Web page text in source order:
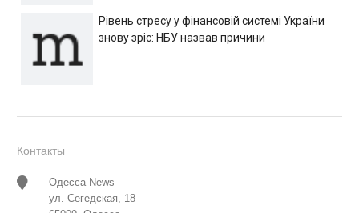
Рівень стресу у фінансовій системі України
знову зріс: НБУ назвав причини
Контакты
Одесса News
ул. Сегедская, 18